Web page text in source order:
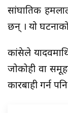
सांघातिक
छन् । यो घटनाको
कांग्रेसले
जोकोही वा
कारबाही गर्न